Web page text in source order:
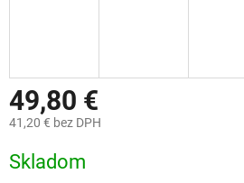
49,80 €
41,20 € bez DPH
cena:
Skladom